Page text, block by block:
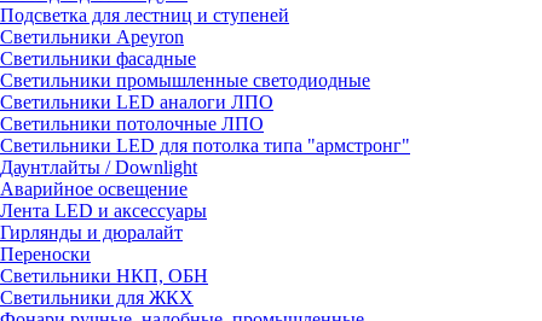
Подсветка для лестниц и ступеней
Светильники Apeyron
Светильники фасадные
Светильники промышленные светодиодные
Светильники LED аналоги ЛПО
Светильники потолочные ЛПО
Светильники LED для потолка типа "армстронг"
Даунтлайты / Downlight
Аварийное освещение
Лента LED и аксессуары
Гирлянды и дюралайт
Переноски
Светильники НКП, ОБН
Светильники для ЖКХ